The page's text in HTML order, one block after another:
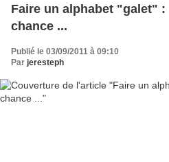
Faire un alphabet "galet"
chance ...
Publié le 03/09/2011 à 09:10
Par jeresteph